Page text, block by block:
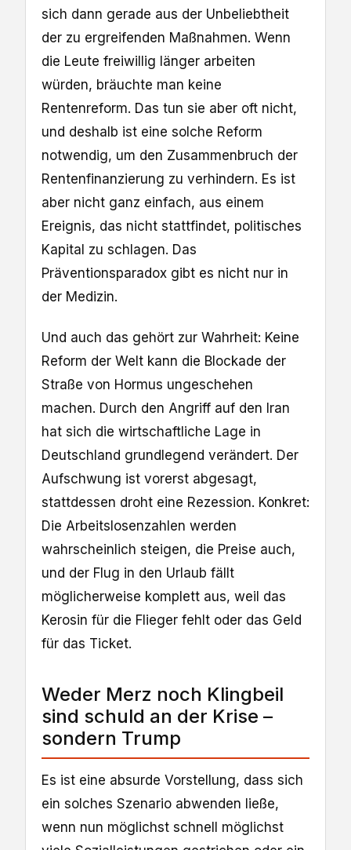
sich dann gerade aus der Unbeliebtheit
der zu ergreifenden Maßnahmen. Wenn
die Leute freiwillig länger arbeiten
würden, bräuchte man keine
Rentenreform. Das tun sie aber oft nicht,
und deshalb ist eine solche Reform
notwendig, um den Zusammenbruch der
Rentenfinanzierung zu verhindern. Es ist
aber nicht ganz einfach, aus einem
Ereignis, das nicht stattfindet, politisches
Kapital zu schlagen. Das
Präventionsparadox gibt es nicht nur in
der Medizin.
Und auch das gehört zur Wahrheit: Keine
Reform der Welt kann die Blockade der
Straße von Hormus ungeschehen
machen. Durch den Angriff auf den Iran
hat sich die wirtschaftliche Lage in
Deutschland grundlegend verändert. Der
Aufschwung ist vorerst abgesagt,
stattdessen droht eine Rezession. Konkret:
Die Arbeitslosenzahlen werden
wahrscheinlich steigen, die Preise auch,
und der Flug in den Urlaub fällt
möglicherweise komplett aus, weil das
Kerosin für die Flieger fehlt oder das Geld
für das Ticket.
Weder Merz noch Klingbeil
sind schuld an der Krise –
sondern Trump
Es ist eine absurde Vorstellung, dass sich
ein solches Szenario abwenden ließe,
wenn nun möglichst schnell möglichst